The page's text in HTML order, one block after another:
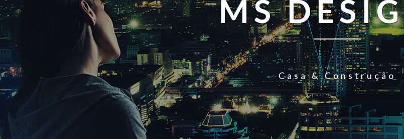
MS
Casa & Construção